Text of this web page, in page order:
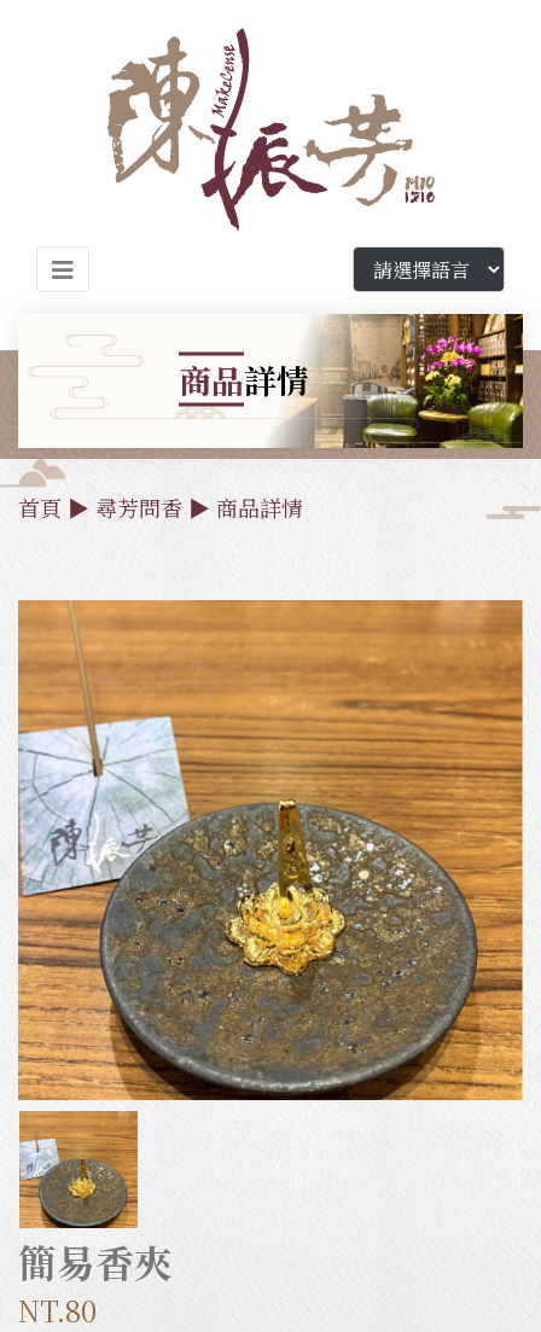
商品詳情
首頁 ▶ 尋芳問香 ▶ 商品詳情
簡易香夾
NT.80